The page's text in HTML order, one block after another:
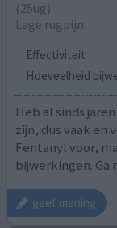
(25ug)
Lage rugpijn
Effectiviteit
Hoeveelheid
Heb al sinds
zijn, dus vaak en
Fentanyl voor,
bijwerkingen. Ga
geef mening